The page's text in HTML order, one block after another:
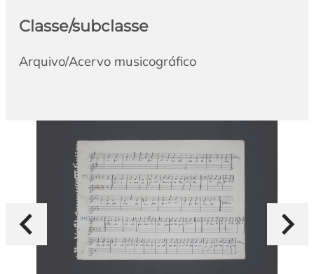
Classe/subclasse
Arquivo/Acervo musicográfico